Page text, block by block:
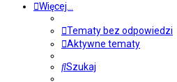
Więcej…
Tematy bez odpowiedzi
Aktywne tematy
Szukaj